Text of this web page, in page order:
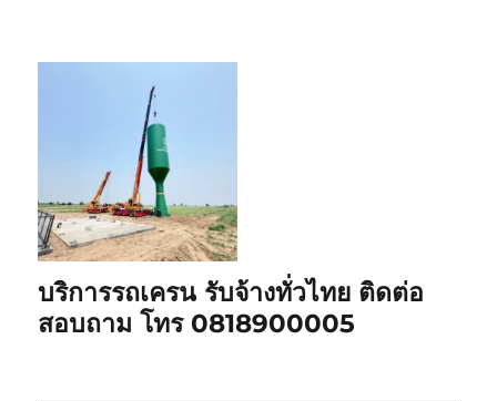
บริการรถเครน รับจ้างทั่วไทย ติดต่อ
สอบถาม โทร 0818900005